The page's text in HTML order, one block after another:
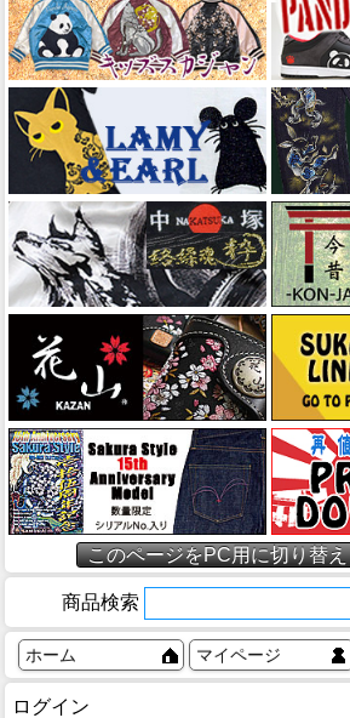
このページをPC用に切り替え
商品検索
ホーム マイページ
ログイン